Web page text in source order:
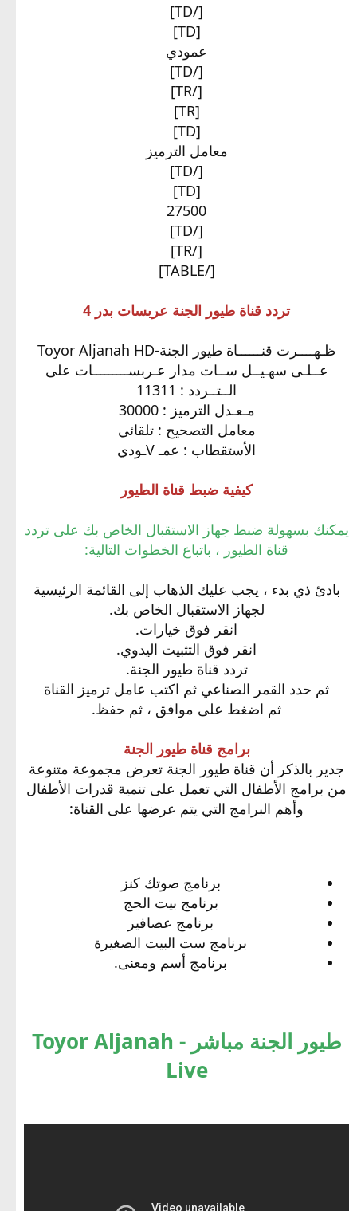
[/TD]
[TD]
عمودي​
[/TD]
[/TR]
[TR]
[TD]
معامل الترميز​
[/TD]
[TD]
27500​
[/TD]
[/TR]
[/TABLE]
تردد قناة طيور الجنة عربسات بدر 4
ﻇـﻬــــﺮﺕ ﻗﻨــــــﺎﺓ طيور الجنة-Toyor Aljanah HD
ﻋــﻠـﻰ ﺳﻬـﻴــﻞ ﺳــﺎﺕ مدار ﻋـربســـــــــﺎﺕ على
ﺍﻟــﺘــﺮﺩﺩ : 11311
مـعـدل ﺍﻟﺘﺮﻣﻴﺰ : 30000
ﻣﻌﺎﻣﻞ ﺍﻟﺘﺼﺤﻴﺢ : تلقائي
ﺍﻷﺳﺘﻘﻄﺎﺏ : ﻋﻤـ Vـﻮﺩﻱ
كيفية ضبط قناة الطيور
يمكنك بسهولة ضبط جهاز الاستقبال الخاص بك على تردد
قناة الطيور ، باتباع الخطوات التالية:
بادئ ذي بدء ، يجب عليك الذهاب إلى القائمة الرئيسية
لجهاز الاستقبال الخاص بك.
انقر فوق خيارات.
انقر فوق التثبيت اليدوي.
تردد قناة طيور الجنة.
ثم حدد القمر الصناعي ثم اكتب عامل ترميز القناة
ثم اضغط على موافق ، ثم حفظ.
برامج قناة طيور الجنة
جدير بالذكر أن قناة طيور الجنة تعرض مجموعة متنوعة
من برامج الأطفال التي تعمل على تنمية قدرات الأطفال
وأهم البرامج التي يتم عرضها على القناة:
برنامج صوتك كنز​
برنامج بيت الحج​
برنامج عصافير​
برنامج ست البيت الصغيرة​
برنامج أسم ومعنى.​
طيور الجنة مباشر - Toyor Aljanah
Live